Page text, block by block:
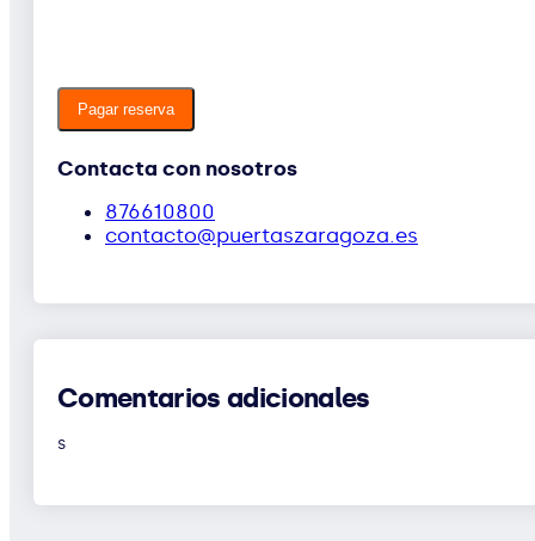
Pagar reserva
Contacta con nosotros
876610800
contacto@puertaszaragoza.es
Comentarios adicionales
s